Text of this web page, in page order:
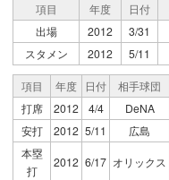
項目 年度 日付
出場
2012 3/31
スタメン
2012 5/11
項目 年度 日付 相手球団
打席
2012 4/4 DeNA
安打
2012 5/11 広島
本塁
打
2012 6/17 オリックス